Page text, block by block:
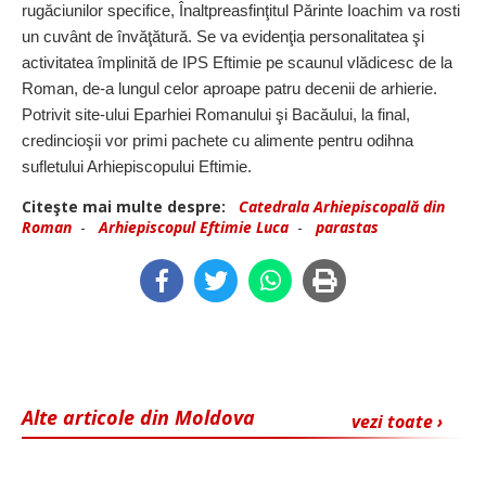
rugăciunilor specifice, Înaltpreasfinţitul Părinte Ioachim va rosti
un cuvânt de învăţătură. Se va evidenţia personalitatea şi
activitatea împlinită de IPS Eftimie pe scaunul vlădicesc de la
Roman, de-a lungul celor aproape patru decenii de arhierie.
Potrivit site-ului Eparhiei Romanului şi Bacăului, la final,
credincioşii vor primi pachete cu alimente pentru odihna
sufletului Arhiepiscopului Eftimie.
Citeşte mai multe despre:
Catedrala Arhiepiscopală din
Roman -Arhiepiscopul Eftimie Luca - parastas
vezi toate ›
Alte articole din Moldova